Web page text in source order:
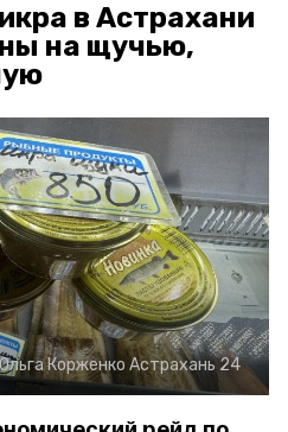
в Астрахани
на щучью,
Ольга Корженко Астрахань 24